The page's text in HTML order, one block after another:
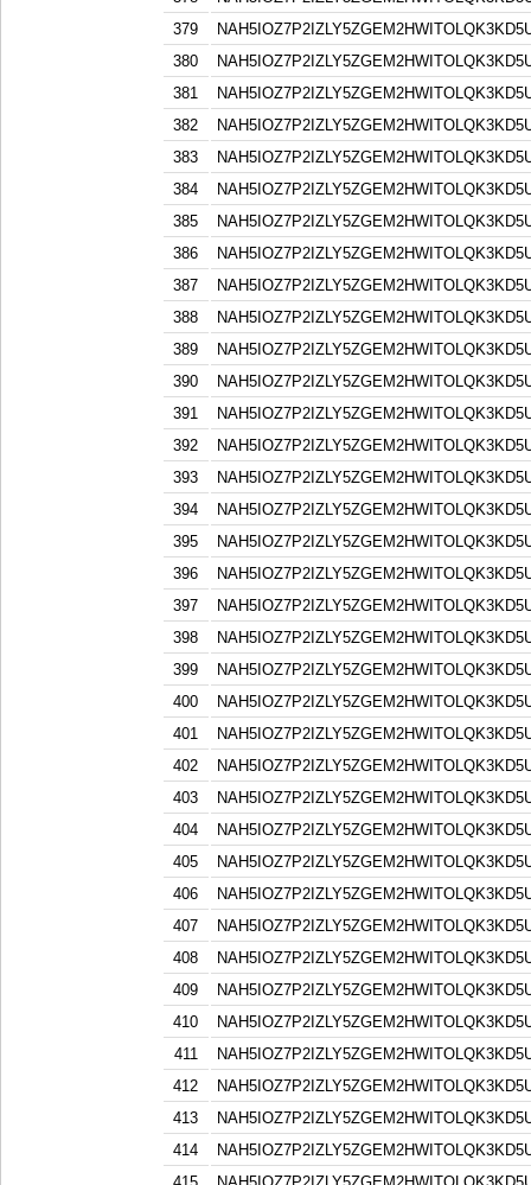
379
380
381
382
383
384
385
386
387
388
389
390
391
392
393
394
395
396
397
398
399
400
401
402
403
404
405
406
407
408
409
410
411
412
413
414